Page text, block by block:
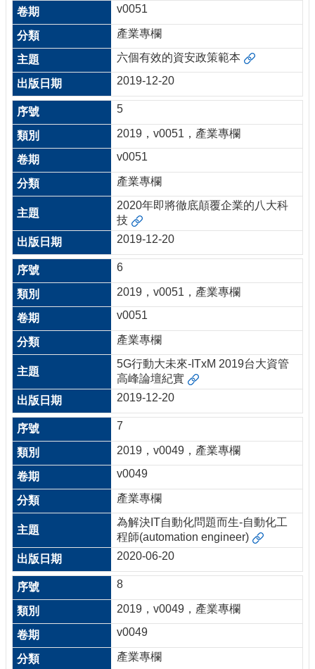
業
專
欄
v0051
產業專欄
六個有效的資安政策範本
2019-12-20
5
2019，v0051，產業專欄
v0051
產業專欄
2020年即將徹底顛覆企業的八大科
技
2019-12-20
6
2019，v0051，產業專欄
v0051
產業專欄
5G行動大未來-ITxM 2019台大資管
高峰論壇紀實
2019-12-20
7
2019，v0049，產業專欄
v0049
產業專欄
為解決IT自動化問題而生-自動化工
程師(automation engineer)
2020-06-20
8
2019，v0049，產業專欄
v0049
產業專欄